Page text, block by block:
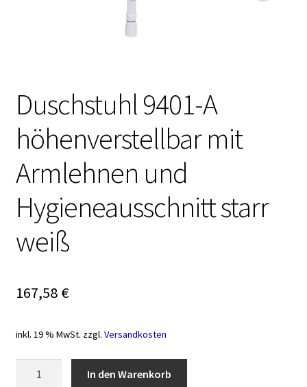
Duschstuhl 9401-A
höhenverstellbar mit
Armlehnen und
Hygieneausschnitt starr
weiß
167,58 €
inkl. 19 % MwSt. zzgl. Versandkosten
In den Warenkorb